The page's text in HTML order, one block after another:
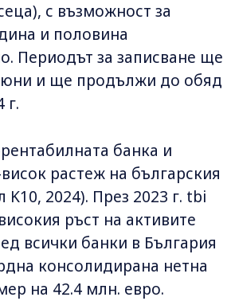
с възможност за
и половина
Периодът за записване ще
юни и ще продължи до обяд
г.
банка и
растеж на българския
K10, 2024). През 2023 г. tbi
ръст на активите
всички банки в България
консолидирана нетна
на 42.4 млн. евро.